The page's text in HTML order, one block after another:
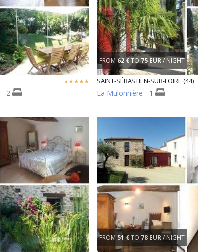
- 2
FROM62 €TO75 EUR/ NIGHT
SAINT-SÉBASTIEN-SUR-LOIRE (44)
La Mulonnière - 1
FROM 51 €TO 78 EUR/ NIGHT